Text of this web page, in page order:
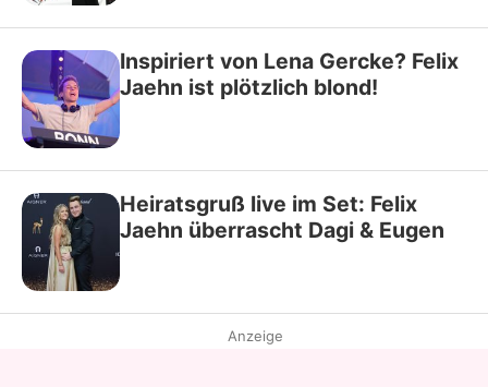
Inspiriert von Lena Gercke? Felix
Jaehn ist plötzlich blond!
Heiratsgruß live im Set: Felix
Jaehn überrascht Dagi & Eugen
Anzeige